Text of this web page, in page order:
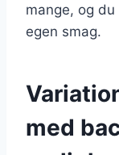
mange, og
egen smag.
med